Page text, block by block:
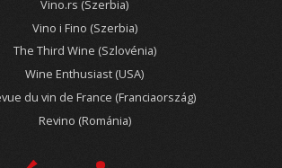
Vino.rs (Szerbia)
Vino i Fino (Szerbia)
The Third Wine (Szlovénia)
Wine Enthusiast (USA)
du vin de France (Franciaország)
Revino (Románia)